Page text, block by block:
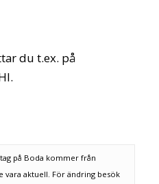
du t.ex. på
på Boda kommer från
vara aktuell. För ändring besök